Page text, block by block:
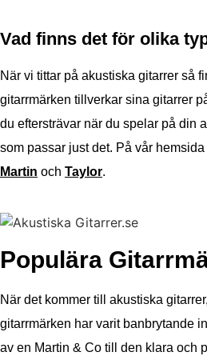
Vad finns det för olika
När vi tittar på akustiska gitarrer så
gitarrmärken tillverkar sina gitarrer
du eftersträvar när du spelar på din
som passar just det. På vår
Martin och Taylor.
Populära
När det kommer till akustiska
gitarrmärken har varit banbrytande
av en Martin & Co till den klara och